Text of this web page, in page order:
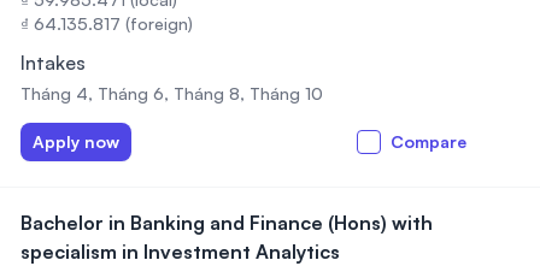
₫ 64.135.817 (foreign)
Intakes
Tháng 4, Tháng 6, Tháng 8, Tháng 10
Apply now Compare
Bachelor in Banking and Finance (Hons) with
specialism in Investment Analytics